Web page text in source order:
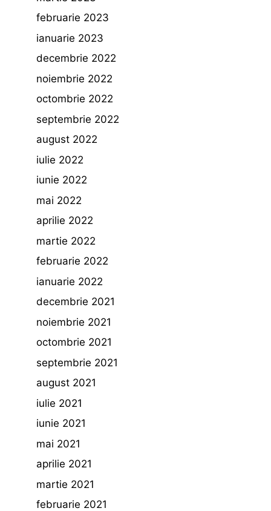
februarie 2023
ianuarie 2023
decembrie 2022
noiembrie 2022
octombrie 2022
septembrie 2022
august 2022
iulie 2022
iunie 2022
mai 2022
aprilie 2022
martie 2022
februarie 2022
ianuarie 2022
decembrie 2021
noiembrie 2021
octombrie 2021
septembrie 2021
august 2021
iulie 2021
iunie 2021
mai 2021
aprilie 2021
martie 2021
februarie 2021